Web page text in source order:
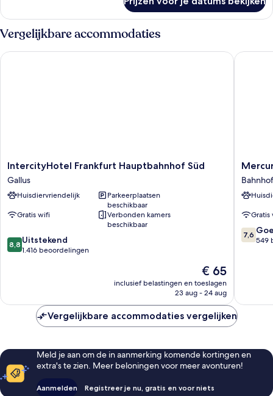
kamer
Vergelijkbare accommodaties
IntercityHotel
Frankfurt
Hauptbahnhof
Süd
IntercityHotel Frankfurt Hauptbahnhof Süd
Gallus
Huisdiervriendelijk
Parkeerplaatsen
beschikbaar
Gratis wifi
Verbonden kamers
beschikbaar
8.8
van
8,8 Uitstekend
1.416 beoordelingen
De
prijs
is
€ 65
inclusief belastingen en toeslagen
23 aug - 24 aug
IntercityHotel Frankfurt Hauptbahnhof Süd
Mercure
Hotel
City
Gratis
7.6
van
7,6
549
Vergelijkbare accommodaties vergelijken
Meld je aan om de in aanmerking komende kortingen en
extra's te zien. Meer beloningen voor meer avonturen!
Aanmelden Registreer je nu, gratis en voor niets